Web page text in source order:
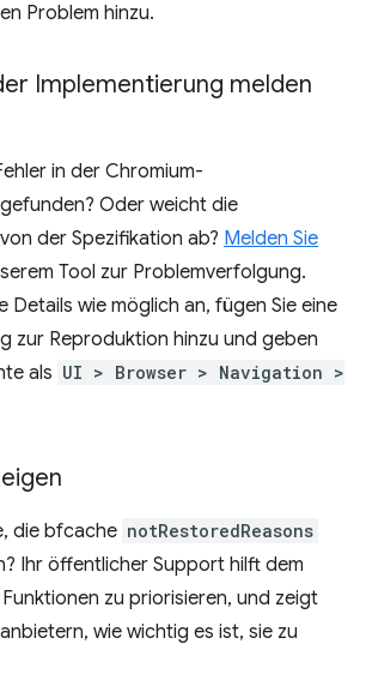
Problem hinzu.
Implementierung melden
in der Chromium-
Oder weicht die
der Spezifikation ab? Melden Sie
Tool zur Problemverfolgung.
Details wie möglich an, fügen Sie eine
zur Reproduktion hinzu und geben
als UI > Browser > Navigation >
die bfcache notRestoredReasons
Ihr öffentlicher Support hilft dem
zu priorisieren, und zeigt
wie wichtig es ist, sie zu